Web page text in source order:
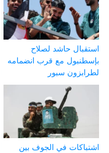
استقبال حاشد لصلاح
بإسطنبول مع قرب انضمامه
لطرابزون سبور
اشتباكات في الجوف بين